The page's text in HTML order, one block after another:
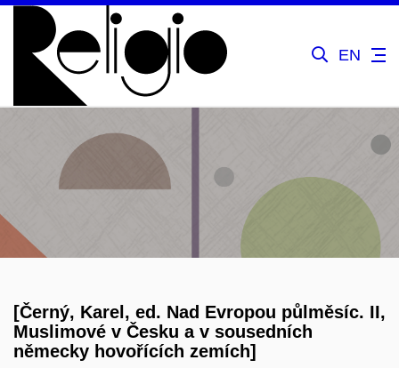
EN
[Černý, Karel, ed. Nad Evropou půlměsíc. II,
Muslimové v Česku a v sousedních
německy hovořících zemích]